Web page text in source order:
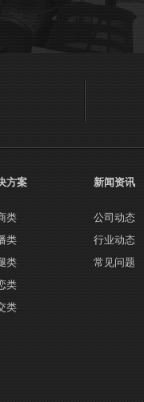
方案
类
类
类
类
类
新闻资讯
公司动态
行业动态
常见问题